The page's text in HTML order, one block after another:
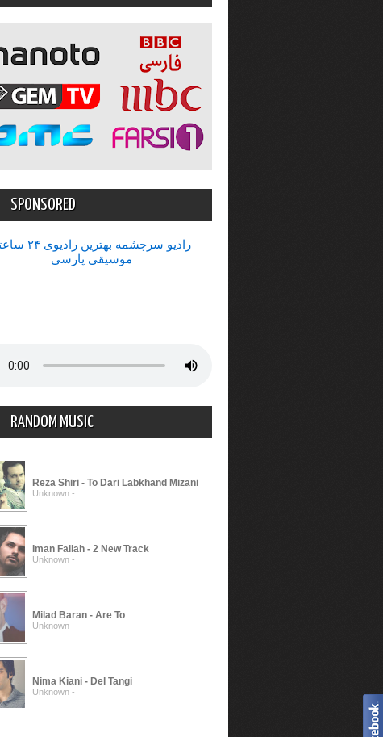
SPONSORED
رادیو سرچشمه بهترین
موسیقی پارسی
RANDOM MUSIC
Reza Shiri - To Dari Labkhand Mizani
Unknown -
Iman Fallah - 2 New Track
Unknown -
Milad Baran - Are To
Unknown -
Nima Kiani - Del Tangi
Unknown -